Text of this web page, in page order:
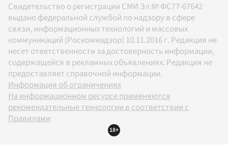
Свидетельство о регистрации СМИ Эл № ФС77-67642
выдано федеральной службой по надзору в сфере
связи, информационных технологий и массовых
коммуникаций (Роскомнадзор) 10.11.2016 г. Редакция не
несет ответственности за достоверность информации,
содержащейся в рекламных объявлениях. Редакция не
предоставляет справочной информации.
Информация об ограничениях
На информационном ресурсе применяются
рекомендательные технологии в соответствии с
Правилами
18+